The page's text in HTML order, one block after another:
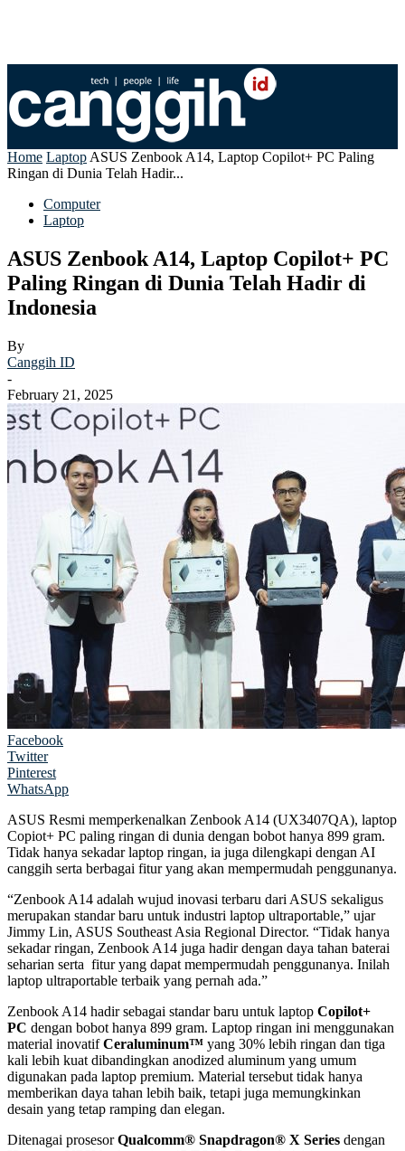
Home Laptop ASUS Zenbook A14, Laptop Copilot+ PC Paling
Ringan di Dunia Telah Hadir...
Computer
Laptop
ASUS Zenbook A14, Laptop Copilot+ PC
Paling Ringan di Dunia Telah Hadir di
Indonesia
By
Canggih ID
-
February 21, 2025
Facebook
Twitter
Pinterest
WhatsApp
ASUS Resmi memperkenalkan Zenbook A14 (UX3407QA), laptop
Copiot+ PC paling ringan di dunia dengan bobot hanya 899 gram.
Tidak hanya sekadar laptop ringan, ia juga dilengkapi dengan AI
canggih serta berbagai fitur yang akan mempermudah penggunanya.
“Zenbook A14 adalah wujud inovasi terbaru dari ASUS sekaligus
merupakan standar baru untuk industri laptop ultraportable,” ujar
Jimmy Lin, ASUS Southeast Asia Regional Director. “Tidak hanya
sekadar ringan, Zenbook A14 juga hadir dengan daya tahan baterai
seharian serta fitur yang dapat mempermudah penggunanya. Inilah
laptop ultraportable terbaik yang pernah ada.”
Zenbook A14 hadir sebagai standar baru untuk laptop Copilot+
PC dengan bobot hanya 899 gram. Laptop ringan ini menggunakan
material inovatifCeraluminum™ yang 30% lebih ringan dan tiga
kali lebih kuat dibandingkan anodized aluminum yang umum
digunakan pada laptop premium. Material tersebut tidak hanya
memberikan daya tahan lebih baik, tetapi juga memungkinkan
desain yang tetap ramping dan elegan.
Ditenagai prosesorQualcomm® Snapdragon® X Series dengan